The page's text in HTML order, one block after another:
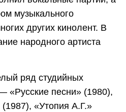
музыкального
других кинолент. В
народного артиста
ряд студийных
«Русские песни» (1980),
«Утопия А.Г.»